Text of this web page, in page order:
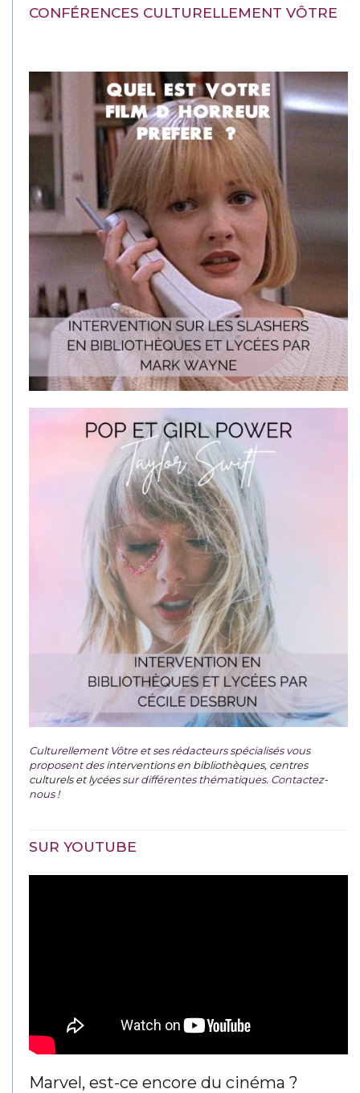
CONFÉRENCES CULTURELLEMENT VÔTRE
Culturellement Vôtre et ses rédacteurs spécialisés vous
proposent desinterventions en bibliothèques, centres
culturels et lycéessur différentes thématiques. Contactez-
nous !
SUR YOUTUBE
Marvel, est-ce encore du cinéma ?